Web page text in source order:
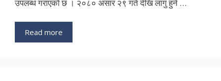
उपलब्ध गराएको छ । २०८० असार २९ गते देखि लागु हुने …
Read more